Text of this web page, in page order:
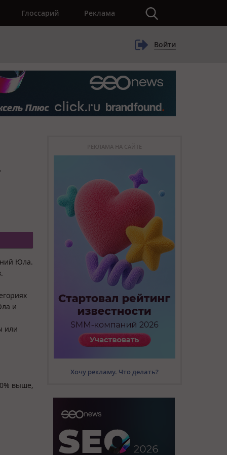
Глоссарий Реклама
Войти
Юла.
и
или
выше,
РЕКЛАМА НА САЙТЕ
Хочу рекламу. Что делать?